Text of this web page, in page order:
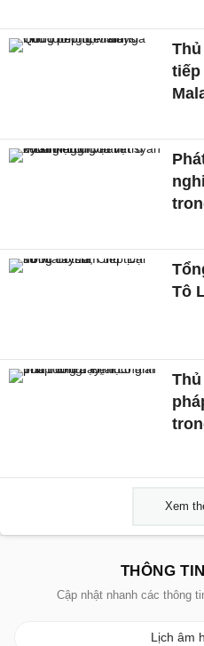
tiếp
Tô
Xem
THÔNG
Cập nhật nhanh các thông
Lịch âm